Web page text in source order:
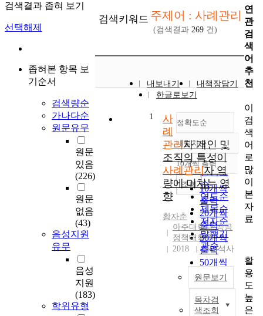
검색결과 좁혀 보기
선택해제
좁혀본 항목 보
기순서
검색량순
가나다순
원문유무
원문
있음
(226)
원문
없음
(43)
음성지원
유무
음성
지원
(183)
학위유형
검색키워드 주제어 : 사례관리
(검색결과 269 건)
내보내기
내책장담기
한글로보기
정확도순
정확도
순
인기도
순
연도순
제목순
저자순
발행기
관순
내림차순
내림차순
10개씩 출력
10개씩
출력
20개씩
출력
30개씩
출력
50개씩
출력
100개씩
출력
조회
1
사
례
관리자 개인 및
조직의 특성이
사례관리자 역
량에 미치는 영
향
황자춘
아주대학교 공공
정책대학원
2018
국내석사
원문보기
목차검
색조회
연
관
검
색
어
추
천
이
검
색
어
로
많
이
본
자
료
활
용
도
높
은